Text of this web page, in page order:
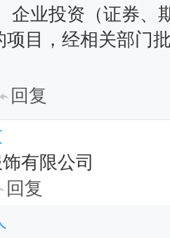
企业投资（证券、
项目，经相关部门
回复
有限公司
回复